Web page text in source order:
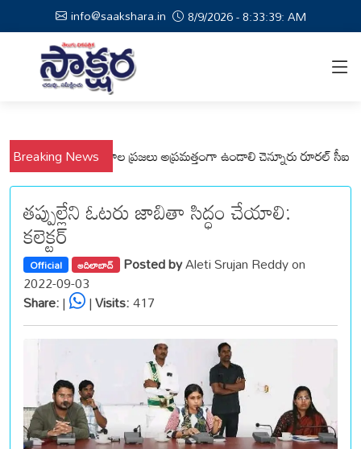
info@saakshara.in 8/9/2026 - 8:33:39: AM
Breaking News
వేమనపల్లి మండలాల ప్రజలు అప్రమత్తంగా ఉండాలి చెన్నూరు రూరల్ సీఐ ఆర్.
తప్పుల్లేని ఓటరు జాబితా సిద్ధం చేయాలి:
కలెక్టర్
Official ఆదిలాబాద్ Posted byAleti Srujan Reddy on
2022-09-03
Share:| |Visits:417